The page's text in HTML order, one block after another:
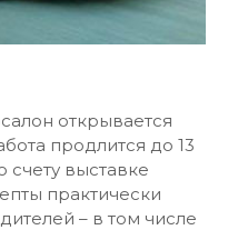
открывается
продлится до 13
выставке
практически
– в том числе